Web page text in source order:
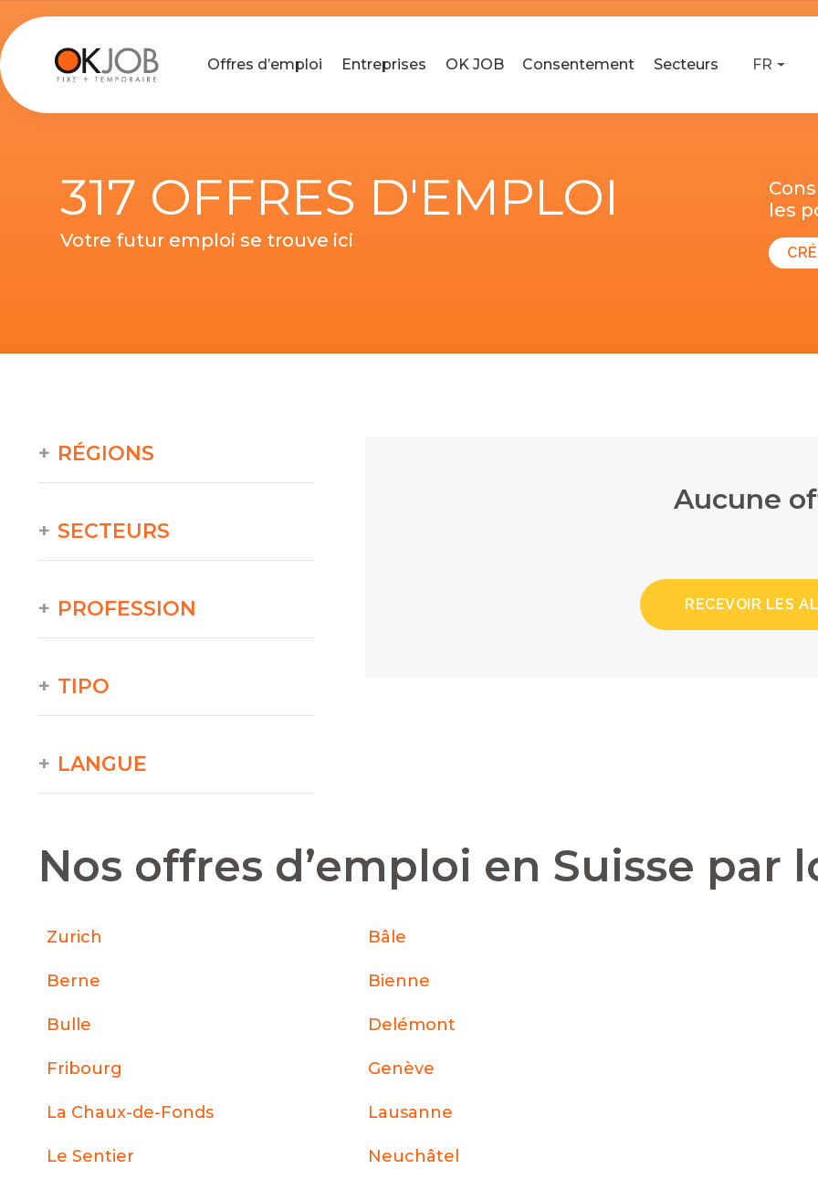
Offres d’emploi Entreprises OK JOB Consentement Secteurs FR
317 OFFRES D'EMPLOI
Votre futur emploi se trouve ici
les
Aucune
RECEVOIR LES
RÉGIONS
SECTEURS
PROFESSION
TIPO
LANGUE
Nos offres d’emploi en Suisse par
Zurich Bâle
Berne Bienne
Bulle Delémont
Fribourg Genève
La Chaux-de-Fonds Lausanne
Le Sentier Neuchâtel